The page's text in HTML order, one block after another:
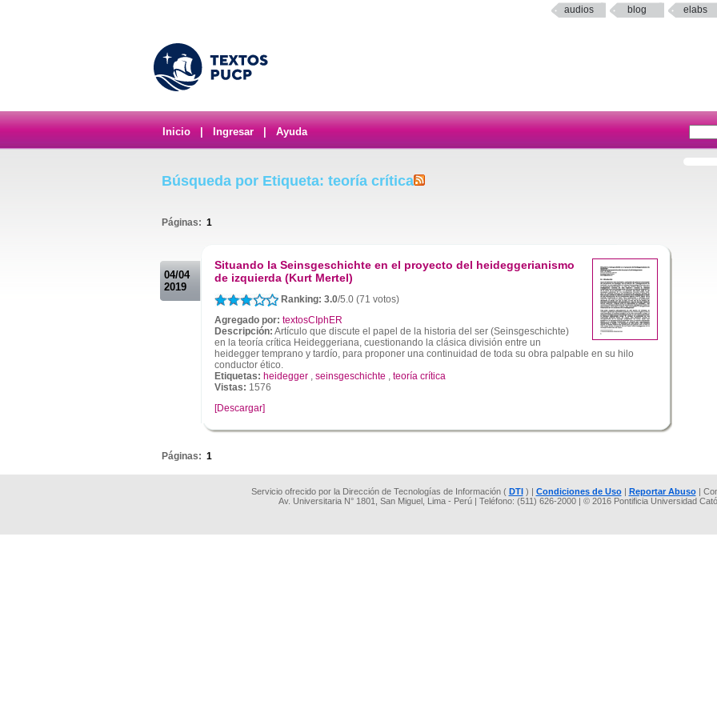
audios blog elabs
Inicio Ingresar Ayuda
Búsqueda por Etiqueta: teoría crítica
Páginas: 1
04/04
2019
Situando la Seinsgeschichte en el proyecto del heideggerianismo
de izquierda (Kurt Mertel)
Ranking: 3.0/5.0 (71 votos)
Agregado por: textosCIphER
Descripción: Artículo que discute el papel de la historia del ser (Seinsgeschichte)
en la teoría crítica Heideggeriana, cuestionando la clásica división entre un
heidegger temprano y tardío, para proponer una continuidad de toda su obra palpable en su hilo
conductor ético.
Etiquetas: heidegger , seinsgeschichte , teoría crítica
Vistas: 1576
[Descargar]
Páginas: 1
Servicio ofrecido por la Dirección de Tecnologías de Información ( DTI) | Condiciones de Uso| Reportar Abuso|
Av. Universitaria N° 1801, San Miguel, Lima - Perú | Teléfono: (511) 626-2000 | © 2016 Pontificia Universidad